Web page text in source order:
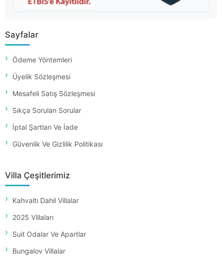
Sayfalar
Ödeme Yöntemleri
Üyelik Sözleşmesi
Mesafeli Satış Sözleşmesi
Sıkça Sorulan Sorular
İptal Şartları Ve İade
Güvenlik Ve Gizlilik Politikası
Villa Çeşitlerimiz
Kahvaltı Dahil Villalar
2025 Villaları
Suit Odalar Ve Apartlar
Bungalov Villalar